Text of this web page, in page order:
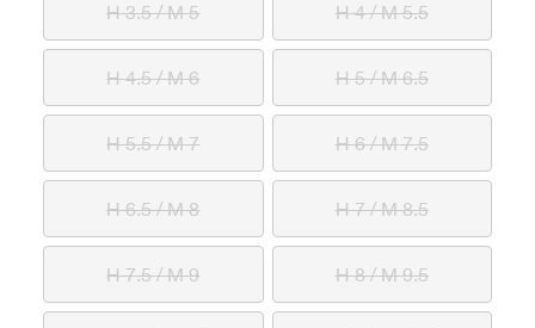
H 3.5 / M 5 H 4 / M 5.5
H 4.5 / M 6 H 5 / M 6.5
H 5.5 / M 7 H 6 / M 7.5
H 6.5 / M 8 H 7 / M 8.5
H 7.5 / M 9 H 8 / M 9.5